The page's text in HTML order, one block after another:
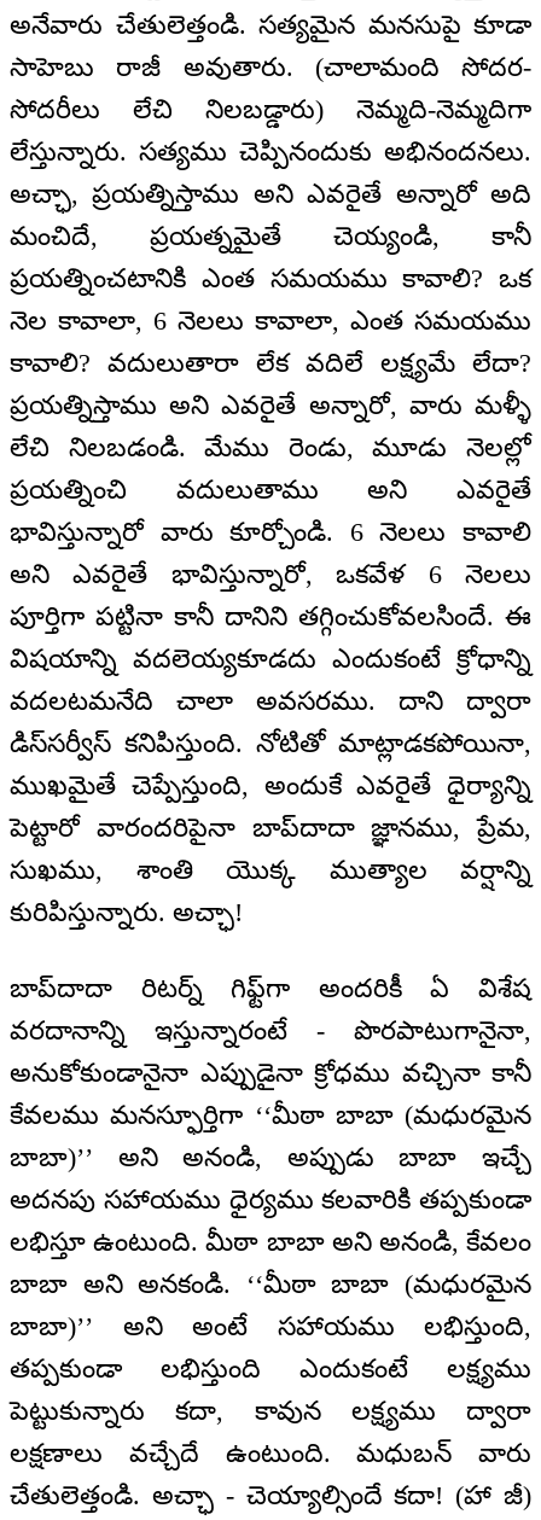
అనేవారు చేతులెత్తండి. సత్యమైన మనసుపై కూడా
సాహెబు రాజీ అవుతారు. (చాలామంది సోదర-
సోదరీలు లేచి నిలబడ్డారు) నెమ్మది-నెమ్మదిగా
లేస్తున్నారు. సత్యము చెప్పినందుకు అభినందనలు.
అచ్ఛా, ప్రయత్నిస్తాము అని ఎవరైతే అన్నారో అది
మంచిదే, ప్రయత్నమైతే చెయ్యండి, కానీ
ప్రయత్నించటానికి ఎంత సమయము కావాలి? ఒక
నెల కావాలా, 6 నెలలు కావాలా, ఎంత సమయము
కావాలి? వదులుతారా లేక వదిలే లక్ష్యమే లేదా?
ప్రయత్నిస్తాము అని ఎవరైతే అన్నారో, వారు మళ్ళీ
లేచి నిలబడండి. మేము రెండు, మూడు నెలల్లో
ప్రయత్నించి వదులుతాము అని ఎవరైతే
భావిస్తున్నారో వారు కూర్చోండి. 6 నెలలు కావాలి
అని ఎవరైతే భావిస్తున్నారో, ఒకవేళ 6 నెలలు
పూర్తిగా పట్టినా కానీ దానిని తగ్గించుకోవలసిందే. ఈ
విషయాన్ని వదలెయ్యకూడదు ఎందుకంటే క్రోధాన్ని
వదలటమనేది చాలా అవసరము. దాని ద్వారా
డిస్‌సర్వీస్ కనిపిస్తుంది. నోటితో మాట్లాడకపోయినా,
ముఖమైతే చెప్పేస్తుంది, అందుకే ఎవరైతే ధైర్యాన్ని
పెట్టారో వారందరిపైనా బాప్‌‌దాదా జ్ఞానము, ప్రేమ,
సుఖము, శాంతి యొక్క ముత్యాల వర్షాన్ని
కురిపిస్తున్నారు. అచ్ఛా!
బాప్‌‌దాదా రిటర్న్ గిఫ్ట్‌గా అందరికీ ఏ విశేష
వరదానాన్ని ఇస్తున్నారంటే - పొరపాటుగానైనా,
అనుకోకుండానైనా ఎప్పుడైనా క్రోధము వచ్చినా కానీ
కేవలము మనస్ఫూర్తిగా ‘‘మీఠా బాబా (మధురమైన
బాబా)’’ అని అనండి, అప్పుడు బాబా ఇచ్చే
అదనపు సహాయము ధైర్యము కలవారికి తప్పకుండా
లభిస్తూ ఉంటుంది. మీఠా బాబా అని అనండి, కేవలం
బాబా అని అనకండి. ‘‘మీఠా బాబా (మధురమైన
బాబా)’’ అని అంటే సహాయము లభిస్తుంది,
తప్పకుండా లభిస్తుంది ఎందుకంటే లక్ష్యము
పెట్టుకున్నారు కదా, కావున లక్ష్యము ద్వారా
లక్షణాలు వచ్చేదే ఉంటుంది. మధుబన్ వారు
చేతులెత్తండి. అచ్ఛా - చెయ్యాల్సిందే కదా! (హా జీ)